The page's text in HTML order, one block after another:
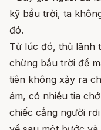
kỹ bầu trời, ta
đó.
Từ lúc đó, thủ lãnh
chừng bầu trời để
tiên không xảy ra
ám, có nhiều tia
chiếc cẳng người